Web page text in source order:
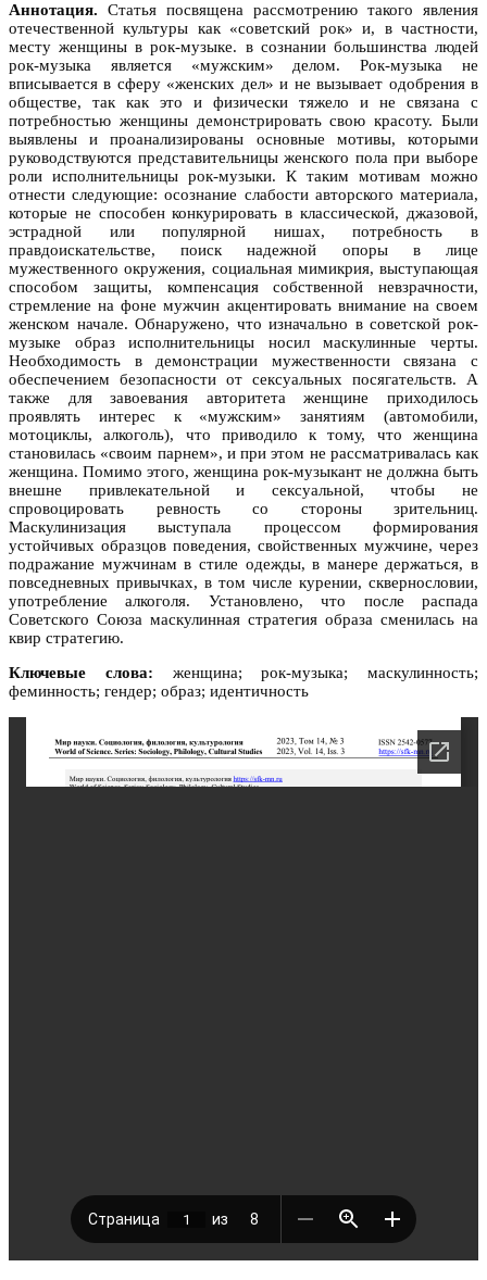
Аннотация. Статья посвящена рассмотрению такого явления
отечественной культуры как «советский рок» и, в частности,
месту женщины в рок-музыке. в сознании большинства людей
рок-музыка является «мужским» делом. Рок-музыка не
вписывается в сферу «женских дел» и не вызывает одобрения в
обществе, так как это и физически тяжело и не связана с
потребностью женщины демонстрировать свою красоту. Были
выявлены и проанализированы основные мотивы, которыми
руководствуются представительницы женского пола при выборе
роли исполнительницы рок-музыки. К таким мотивам можно
отнести следующие: осознание слабости авторского материала,
которые не способен конкурировать в классической, джазовой,
эстрадной или популярной нишах, потребность в
правдоискательстве, поиск надежной опоры в лице
мужественного окружения, социальная мимикрия, выступающая
способом защиты, компенсация собственной невзрачности,
стремление на фоне мужчин акцентировать внимание на своем
женском начале. Обнаружено, что изначально в советской рок-
музыке образ исполнительницы носил маскулинные черты.
Необходимость в демонстрации мужественности связана с
обеспечением безопасности от сексуальных посягательств. А
также для завоевания авторитета женщине приходилось
проявлять интерес к «мужским» занятиям (автомобили,
мотоциклы, алкоголь), что приводило к тому, что женщина
становилась «своим парнем», и при этом не рассматривалась как
женщина. Помимо этого, женщина рок-музыкант не должна быть
внешне привлекательной и сексуальной, чтобы не
спровоцировать ревность со стороны зрительниц.
Маскулинизация выступала процессом формирования
устойчивых образцов поведения, свойственных мужчине, через
подражание мужчинам в стиле одежды, в манере держаться, в
повседневных привычках, в том числе курении, сквернословии,
употребление алкоголя. Установлено, что после распада
Советского Союза маскулинная стратегия образа сменилась на
квир стратегию.
Ключевые слова: женщина; рок-музыка; маскулинность;
феминность; гендер; образ; идентичность